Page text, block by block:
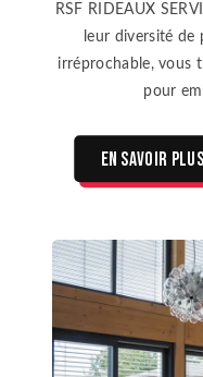
RSF RIDEAUX
leur diversité
irréprochable, vous
pour
En savoir plus